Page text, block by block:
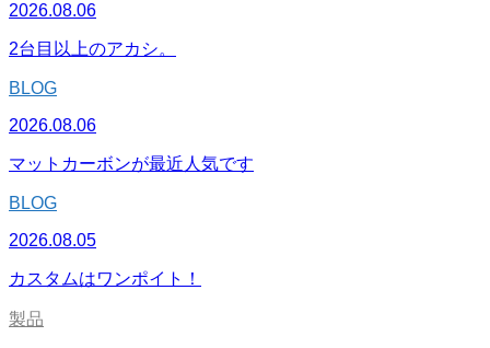
2026.08.06
2台目以上のアカシ。
BLOG
2026.08.06
マットカーボンが最近人気です
BLOG
2026.08.05
カスタムはワンポイト！
製品